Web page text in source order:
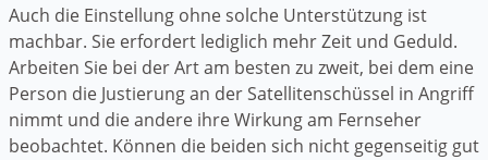
Auch die Einstellung ohne solche Unterstützung ist
machbar. Sie erfordert lediglich mehr Zeit und Geduld.
Arbeiten Sie bei der Art am besten zu zweit, bei dem eine
Person die Justierung an der Satellitenschüssel in Angriff
nimmt und die andere ihre Wirkung am Fernseher
beobachtet. Können die beiden sich nicht gegenseitig gut